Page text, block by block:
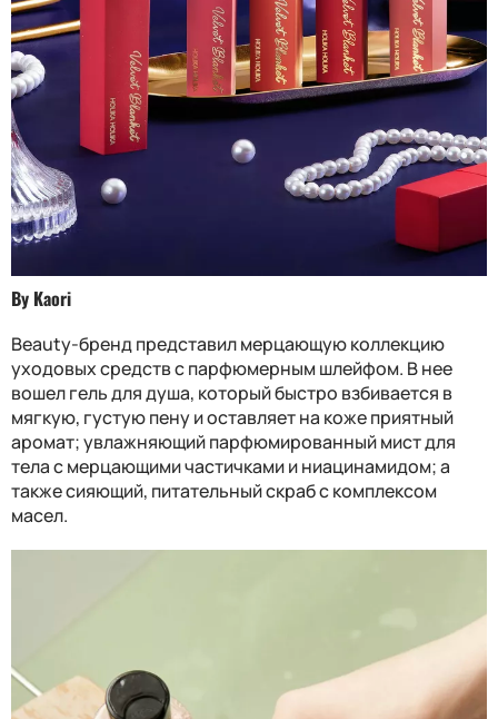
By Kaori
Beauty-бренд представил мерцающую коллекцию
уходовых средств с парфюмерным шлейфом. В нее
вошел гель для душа, который быстро взбивается в
мягкую, густую пену и оставляет на коже приятный
аромат; увлажняющий парфюмированный мист для
тела с мерцающими частичками и ниацинамидом; а
также сияющий, питательный скраб с комплексом
масел.